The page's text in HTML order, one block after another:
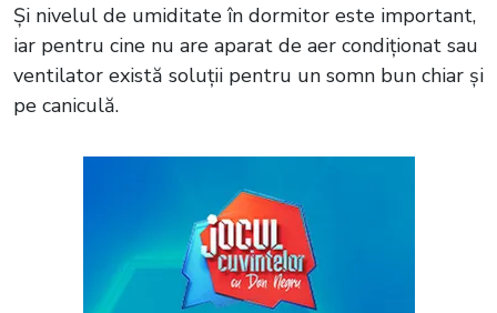
Și nivelul de umiditate în dormitor este important,
iar pentru cine nu are aparat de aer condiționat sau
ventilator există soluții pentru un somn bun chiar și
pe caniculă.